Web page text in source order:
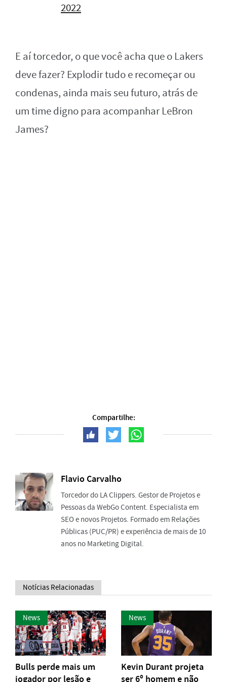
2022
E aí torcedor, o que você acha que o Lakers
deve fazer? Explodir tudo e recomeçar ou
condenas, ainda mais seu futuro, atrás de
um time digno para acompanhar LeBron
James?
Compartilhe:
Flavio Carvalho
Torcedor do LA Clippers. Gestor de Projetos e
Pessoas da WebGo Content. Especialista em
SEO e novos Projetos. Formado em Relações
Públicas (PUC/PR) e experiência de mais de 10
anos no Marketing Digital.
Notícias Relacionadas
News
Bulls perde mais um
jogador por lesão e
News
Kevin Durant projeta
ser 6º homem e não